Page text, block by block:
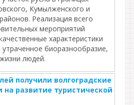
Кумылженского и
Реализация всего
мероприятий
характеристики
биоразнообразие,
людей.
получили волгоградские
развитие туристической